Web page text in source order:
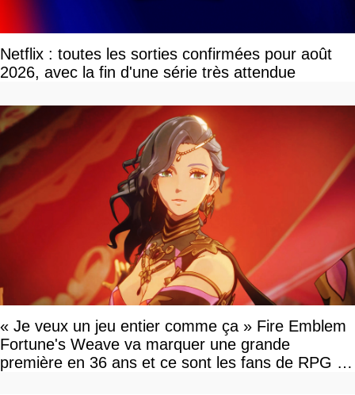
Netflix : toutes les sorties confirmées pour août
2026, avec la fin d'une série très attendue
« Je veux un jeu entier comme ça » Fire Emblem
Fortune's Weave va marquer une grande
première en 36 ans et ce sont les fans de RPG en